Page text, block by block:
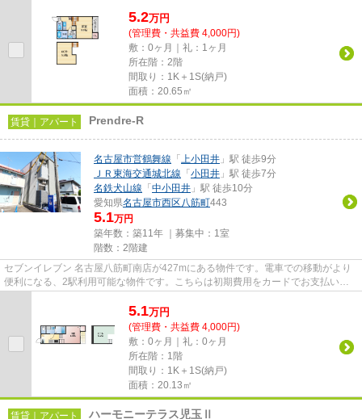
5.2万円
(管理費・共益費 4,000円)
敷：0ヶ月｜礼：1ヶ月
所在階：2階
間取り：1K＋1S(納戸)
面積：20.65㎡
賃貸｜アパート Prendre-R
名古屋市営鶴舞線 「 上小田井 」駅 徒歩9分
ＪＲ東海交通城北線 「 小田井 」駅 徒歩7分
名鉄犬山線 「 中小田井 」駅 徒歩10分
愛知県名古屋市西区八筋町443
5.1万円
築年数：築11年 ｜募集中： 1室
階数：2階建
セブンイレブン 名古屋八筋町南店が427mにある物件です。電車での移動がより
便利になる、2駅利用可能な物件です。こちらは初期費用をカードでお支払いい
5.1万円
(管理費・共益費 4,000円)
敷：0ヶ月｜礼：0ヶ月
所在階：1階
間取り：1K＋1S(納戸)
面積：20.13㎡
賃貸｜アパート ハーモニーテラス児玉Ⅱ